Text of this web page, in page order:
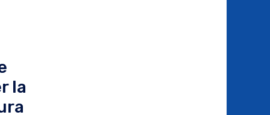
la